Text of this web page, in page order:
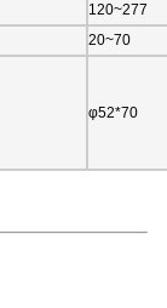
120~277
20~70
φ52*70